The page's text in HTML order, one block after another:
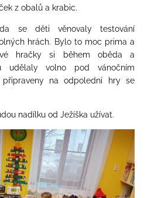
z obalů a krabic.
se děti věnovaly testování
hrách. Bylo to moc prima a
hračky si během oběda a
udělaly volno pod vánočním
na odpolední hry se
nadílku od Ježíška užívat.